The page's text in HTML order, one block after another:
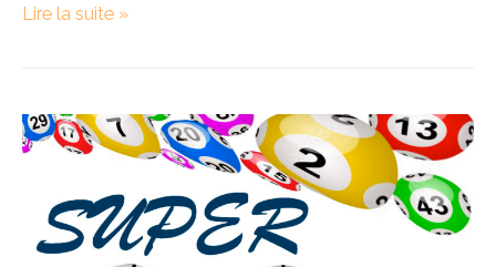
Self
Lire la suite »